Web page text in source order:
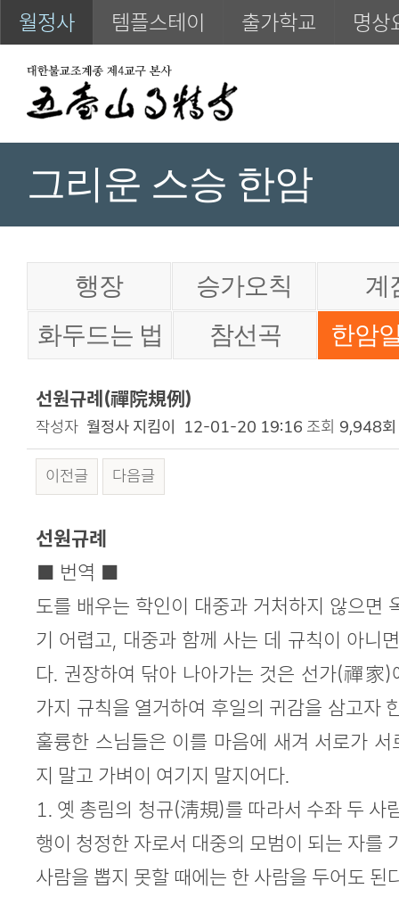
월정사 템플스테이 출가학교 명상
그리운 스승 한암
행장 승가오칙
계
화두드는 법
참선곡 한암
선원규례(禪院規例)
작성자 월정사 지킴이 12-01-20 19:16 조회 9,948회
이전글 다음글
본문
선원규례
■ 번역 ■
도를 배우는 학인이 대중과 거처하지 않으면
기 어렵고, 대중과 함께 사는 데 규칙이 아니
다. 권장하여 닦아 나아가는 것은 선가(禪家
가지 규칙을 열거하여 후일의 귀감을 삼고자
훌륭한 스님들은 이를 마음에 새겨 서로가
지 말고 가벼이 여기지 말지어다.
1. 옛 총림의 청규(淸規)를 따라서 수좌 두 사
행이 청정한 자로서 대중의 모범이 되는 자를
사람을 뽑지 못할 때에는 한 사람을 두어도 된